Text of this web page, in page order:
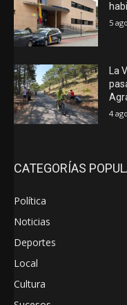
5
La
4
CATEGORÍAS
Política
Noticias
Deportes
Local
Cultura